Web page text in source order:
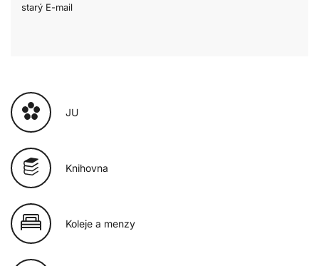
starý E-mail
JU
Knihovna
Koleje a menzy